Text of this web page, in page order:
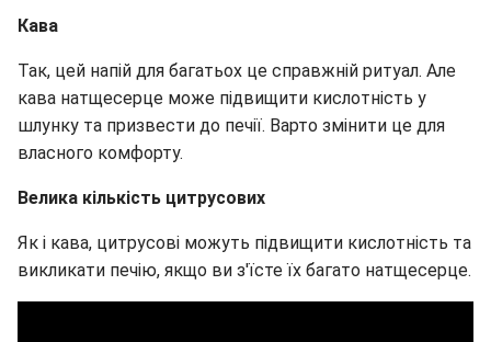
Кава
Так, цей напій для багатьох це справжній ритуал. Але
кава натщесерце може підвищити кислотність у
шлунку та призвести до печії. Варто змінити це для
власного комфорту.
Велика кількість цитрусових
Як і кава, цитрусові можуть підвищити кислотність та
викликати печію, якщо ви з'їсте їх багато натщесерце.